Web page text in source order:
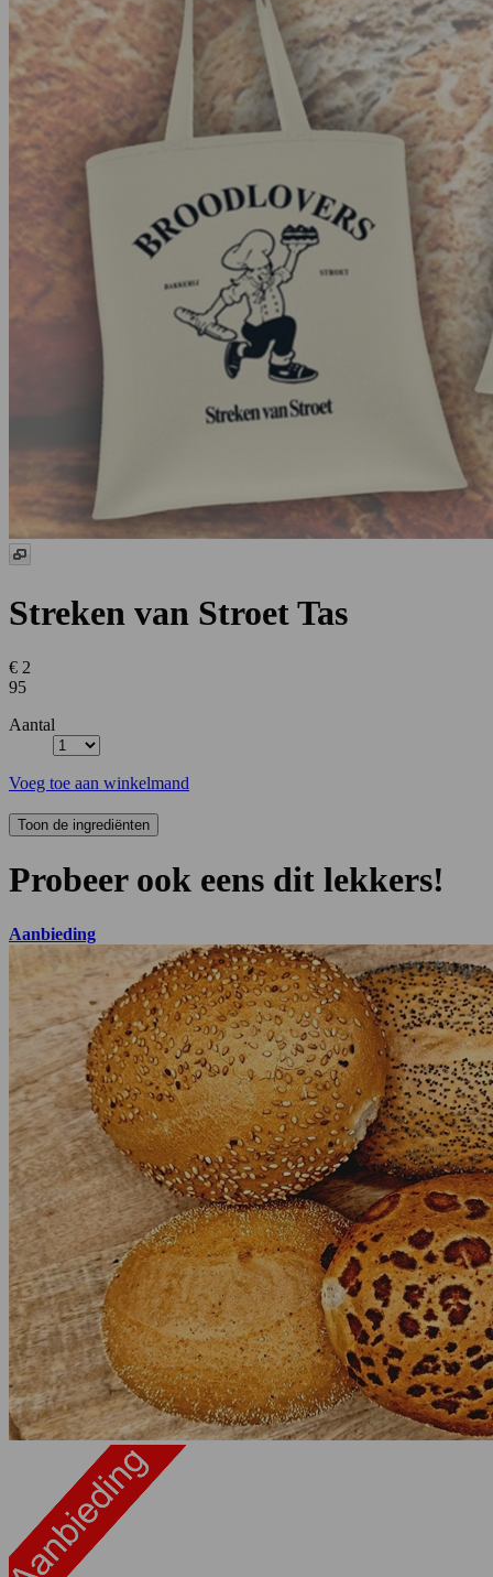
Streken van Stroet Tas
€ 2
95
Aantal
Voeg toe aan winkelmand
Probeer ook eens dit lekkers!
Aanbieding